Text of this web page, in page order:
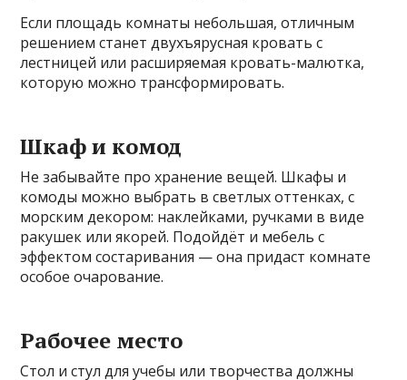
Если площадь комнаты небольшая, отличным
решением станет двухъярусная кровать с
лестницей или расширяемая кровать-малютка,
которую можно трансформировать.
Шкаф и комод
Не забывайте про хранение вещей. Шкафы и
комоды можно выбрать в светлых оттенках, с
морским декором: наклейками, ручками в виде
ракушек или якорей. Подойдёт и мебель с
эффектом состаривания — она придаст комнате
особое очарование.
Рабочее место
Стол и стул для учебы или творчества должны